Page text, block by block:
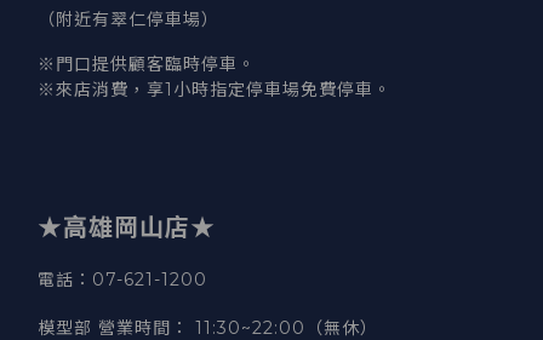
（附近有翠仁停車場）
※門口提供顧客臨時停車。
※來店消費，享1小時指定停車場免費停車。
★高雄岡山店★
電話：07-621-1200
模型部 營業時間 ： 11:30~22:00（無休）